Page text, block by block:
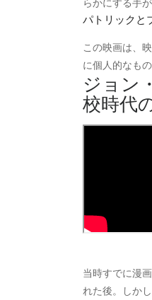
らかにする手
パトリックと
この映画は、
に個人的なもの
ジョン
校時代
当時すでに漫
れた後。しか